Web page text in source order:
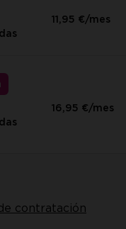
11,95 €/mes
16,95 €/mes
contratación